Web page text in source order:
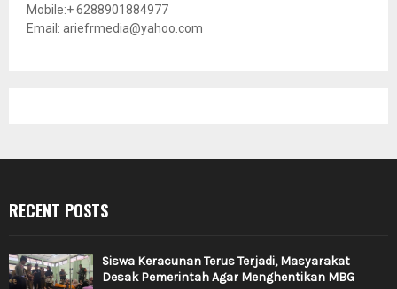
Mobile:+ 6288901884977
Email: ariefrmedia@yahoo.com
RECENT POSTS
Siswa Keracunan Terus Terjadi, Masyarakat
Desak Pemerintah Agar Menghentikan MBG